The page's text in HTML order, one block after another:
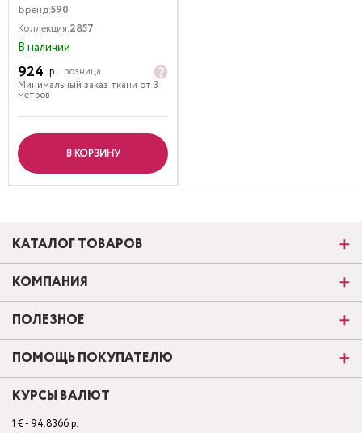
Бренд:590
Коллекция:2857
В наличии
924 р.
розница
Минимальный заказ ткани от 3
метров
В КОРЗИНУ
КАТАЛОГ ТОВАРОВ
КОМПАНИЯ
ПОЛЕЗНОЕ
ПОМОЩЬ ПОКУПАТЕЛЮ
КУРСЫ ВАЛЮТ
1 € - 94.8366 р.